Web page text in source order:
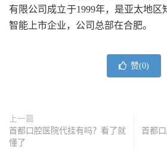
有限公司成立于1999年，是亚太地区
智能上市企业，公司总部在合肥。
赞(0)
上一篇
首都口腔医院代挂有吗？看了就
懂了
首都